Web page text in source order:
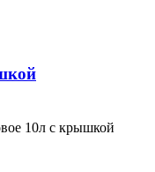
10л с крышкой